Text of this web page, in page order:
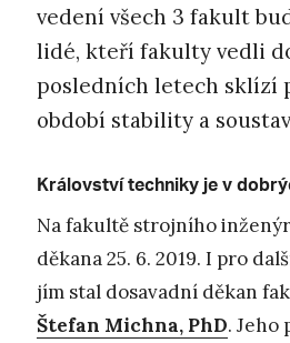
vedení všech 3 fakult
lidé, kteří fakulty vedli
posledních letech sklízí
období stability a
Království techniky je v
Na fakultě strojního
děkana 25. 6. 2019. I pro
jím stal dosavadní děkan
Štefan Michna, PhD. Jeho